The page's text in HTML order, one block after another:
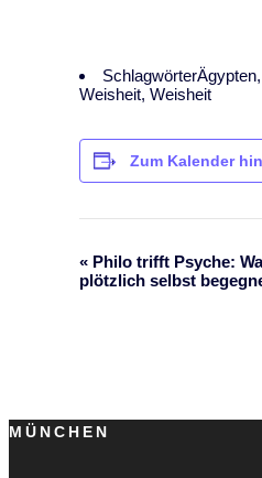
SchlagwörterÄgypten,
Weisheit, Weisheit
Zum Kalender
Veranstaltung-
« Philo trifft Psyche:
plötzlich selbst
MÜNCHEN